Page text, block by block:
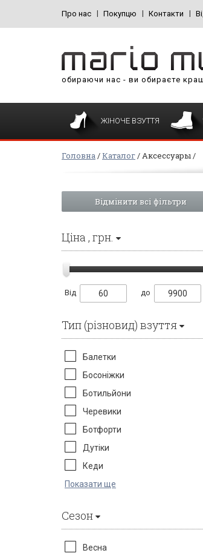
Про нас Покупцю Контакти
обираючи нас - ви обираєте
ЖІНОЧЕ ВЗУТТЯ
Головна Каталог Аксессуары
Вiдмiнити всі фільтри
Цiна, грн.
Від до
Тип (різновид) взуття
Балетки
Босоніжки
Ботильйони
Черевики
Ботфорти
Дутіки
Кеди
Показати ще
Сезон
Весна